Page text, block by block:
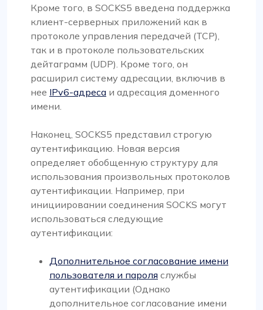
Кроме того, в SOCKS5 введена поддержка
клиент-серверных приложений как в
протоколе управления передачей (TCP),
так и в протоколе пользовательских
дейтаграмм (UDP). Кроме того, он
расширил систему адресации, включив в
нее IPv6-адреса и адресация доменного
имени.
Наконец, SOCKS5 представил строгую
аутентификацию. Новая версия
определяет обобщенную структуру для
использования произвольных протоколов
аутентификации. Например, при
инициировании соединения SOCKS могут
использоваться следующие
аутентификации:
Дополнительное согласование имени
пользователя и пароля службы
аутентификации (Однако
дополнительное согласование имени